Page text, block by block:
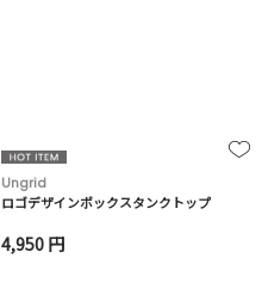
Ungrid
ロゴデザインボックスタンクトップ
4,950 円